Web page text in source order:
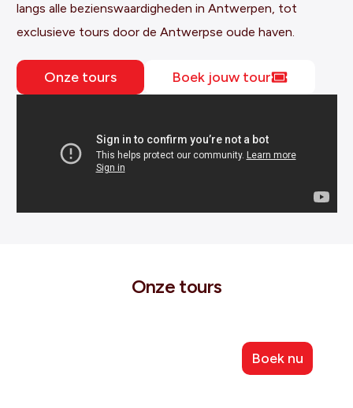
langs alle bezienswaardigheden in Antwerpen, tot
exclusieve tours door de Antwerpse oude haven.
Onze tours Boek jouw tour
Onze tours
Boek nu